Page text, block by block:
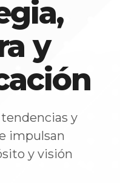
y
y
impulsan
y visión